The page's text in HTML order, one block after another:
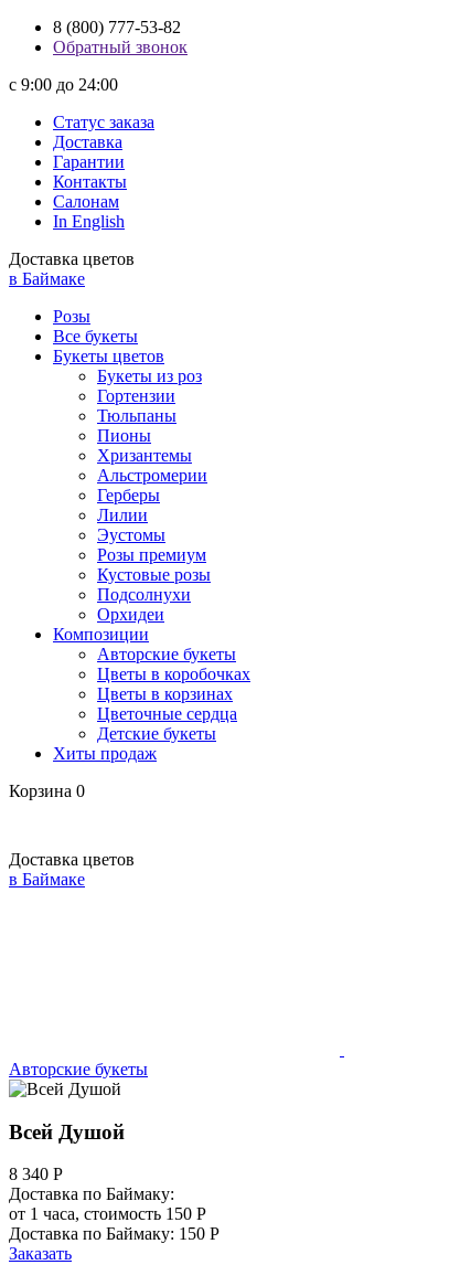
8 (800) 777-53-82
Обратный звонок
с 9:00 до 24:00
Статус заказа
Доставка
Гарантии
Контакты
Салонам
In English
Доставка цветов
в Баймаке
Розы
Все букеты
Букеты цветов
Букеты из роз
Гортензии
Тюльпаны
Пионы
Хризантемы
Альстромерии
Герберы
Лилии
Эустомы
Розы премиум
Кустовые розы
Подсолнухи
Орхидеи
Композиции
Авторские букеты
Цветы в коробочках
Цветы в корзинах
Цветочные сердца
Детские букеты
Хиты продаж
Корзина 0
Доставка цветов
в Баймаке
Авторские букеты
Всей Душой
8 340 Р
Доставка по Баймаку:
от 1 часа, стоимость 150 Р
Доставка по Баймаку: 150 Р
Заказать